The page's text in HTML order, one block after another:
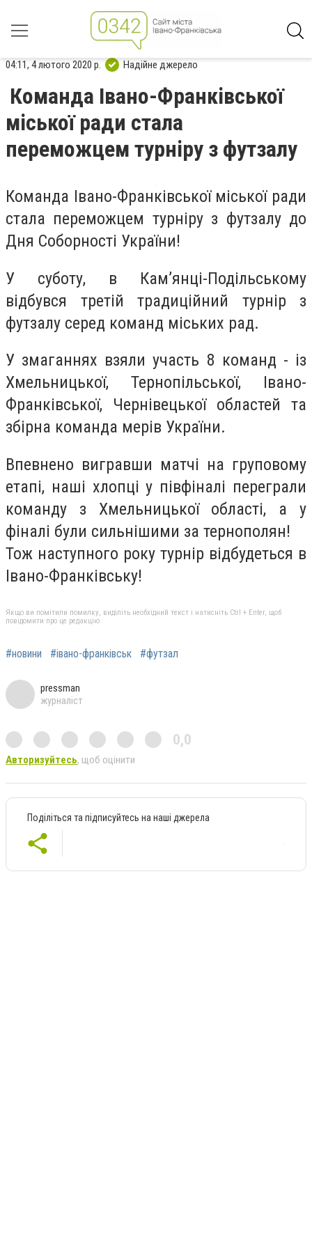
04:11, 4 лютого 2020 р. Надійне джерело
Команда Івано-Франківської
міської ради стала
переможцем турніру з футзалу
Команда Івано-Франківської міської ради
стала переможцем турніру з футзалу до
Дня Соборності України!
У суботу, в Кам’янці-Подільському
відбувся третій традиційний турнір з
футзалу серед команд міських рад.
У змаганнях взяли участь 8 команд - із
Хмельницької, Тернопільської, Івано-
Франківської, Чернівецької областей та
збірна команда мерів України.
Впевнено вигравши матчі на груповому
етапі, наші хлопці у півфіналі переграли
команду з Хмельницької області, а у
фіналі були сильнішими за тернополян!
Тож наступного року турнір відбудеться в
Івано-Франківську!
Якщо ви помітили помилку, виділіть необхідний текст і натисніть Ctrl + Enter, щоб
повідомити про це редакцію
#новини #івано-франківськ #футзал
pressman
журналіст
0,0
Авторизуйтесь, щоб оцінити
Поділіться та підписуйтесь на наші джерела